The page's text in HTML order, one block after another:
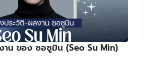
น ของ ซอซูมิน (Seo Su Min)